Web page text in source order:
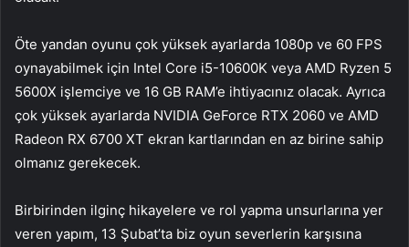
Öte yandan oyunu çok yüksek ayarlarda 1080p ve 60 FPS
oynayabilmek için Intel Core i5-10600K veya AMD Ryzen 5
5600X işlemciye ve 16 GB RAM’e ihtiyacınız olacak. Ayrıca
çok yüksek ayarlarda NVIDIA GeForce RTX 2060 ve AMD
Radeon RX 6700 XT ekran kartlarından en az birine sahip
olmanız gerekecek.
Birbirinden ilginç hikayelere ve rol yapma unsurlarına yer
veren yapım, 13 Şubat’ta biz oyun severlerin karşısına